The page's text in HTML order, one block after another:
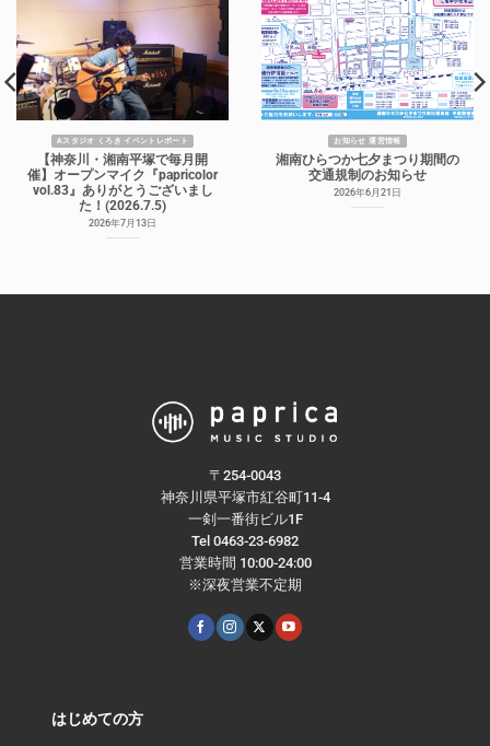
Aスタジオ くろき イベントレポート
【神奈川・湘南平塚で毎月開
催】オープンマイク『papricolor
vol.83』ありがとうございまし
た！(2026.7.5)
2026年7月13日
お知らせ 運営情報
湘南ひらつか七夕まつり期間の
交通規制のお知らせ
2026年6月21日
〒254-0043
神奈川県平塚市紅谷町11-4
一剣一番街ビル1F
Tel 0463-23-6982
営業時間 10:00-24:00
※深夜営業不定期
はじめての方